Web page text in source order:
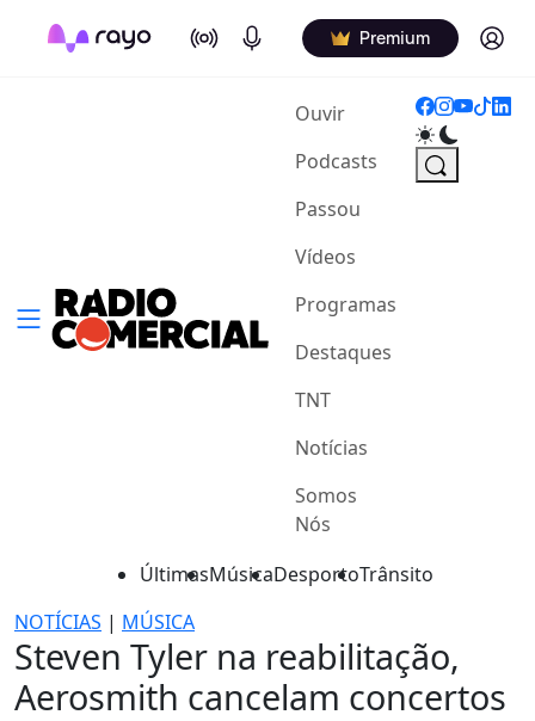
On Air Podcasts Premium Log in
Ouvir(current)
Podcasts
Passou
Vídeos
Programas
Destaques
TNT
Notícias
Somos
Nós
ÚltimasMúsicaDesportoTrânsito
NOTÍCIAS | MÚSICA
Steven Tyler na reabilitação,
Aerosmith cancelam concertos